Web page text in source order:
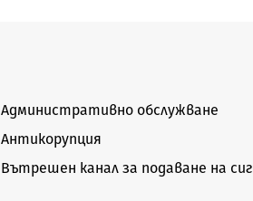
Административно обслужване
Антикорупция
Вътрешен канал за подаване на